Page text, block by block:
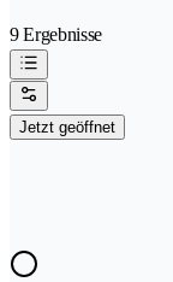
9 Ergebnisse
Jetzt geöffnet